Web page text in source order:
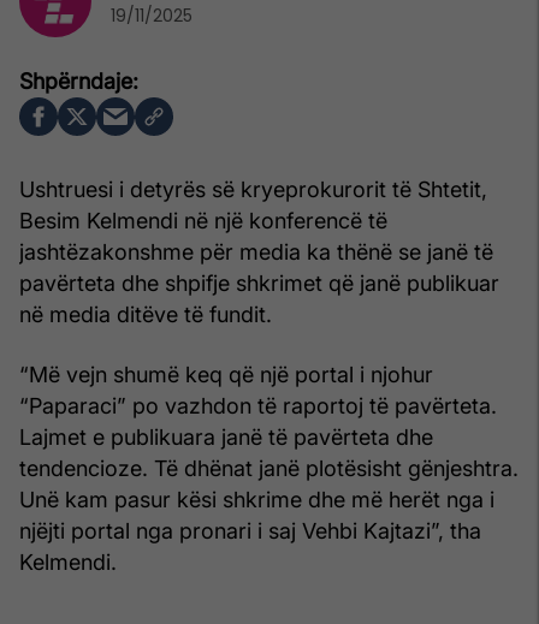
Ushtruesi i detyrës së kryeprokurorit të Shtetit,
Besim Kelmendi në një konferencë të
jashtëzakonshme për media ka thënë se janë të
pavërteta dhe shpifje shkrimet që janë publikuar
në media ditëve të fundit.
“Më vejn shumë keq që një portal i njohur
“Paparaci” po vazhdon të raportoj të pavërteta.
Lajmet e publikuara janë të pavërteta dhe
tendencioze. Të dhënat janë plotësisht gënjeshtra.
Unë kam pasur kësi shkrime dhe më herët nga i
njëjti portal nga pronari i saj Vehbi Kajtazi”, tha
Kelmendi.
19/11/2025